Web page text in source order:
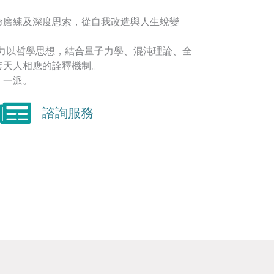
練及深度思索，從自我改造與人生蛻變
哲學思想，結合量子力學、混沌理論、全
人相應的詮釋機制。
派。
諮詢服務